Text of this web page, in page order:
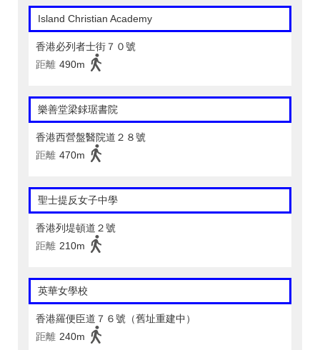
Island Christian Academy
香港必列者士街７０號
距離 490m
樂善堂梁銶琚書院
香港西營盤醫院道２８號
距離 470m
聖士提反女子中學
香港列堤頓道２號
距離 210m
英華女學校
香港羅便臣道７６號（舊址重建中）
距離 240m